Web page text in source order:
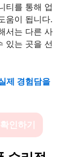
티를 통해 업
움이 됩니다.
서는 다른 사
있는 곳을 선
제 경험담을
인하기